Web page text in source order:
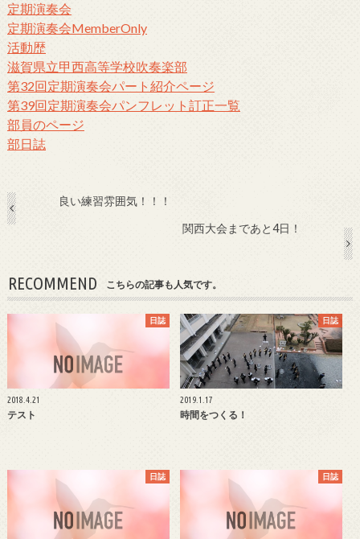
定期演奏会
定期演奏会MemberOnly
活動歴
滋賀県立甲西高等学校吹奏楽部
第32回定期演奏会パート紹介ページ
第39回定期演奏会パンフレット訂正一覧
部員のページ
部日誌
良い練習雰囲気！！！
関西大会まであと4日！
RECOMMEND こちらの記事も人気です。
日誌
2018.4.21
テスト
日誌
2019.1.17
時間をつくる！
日誌 日誌